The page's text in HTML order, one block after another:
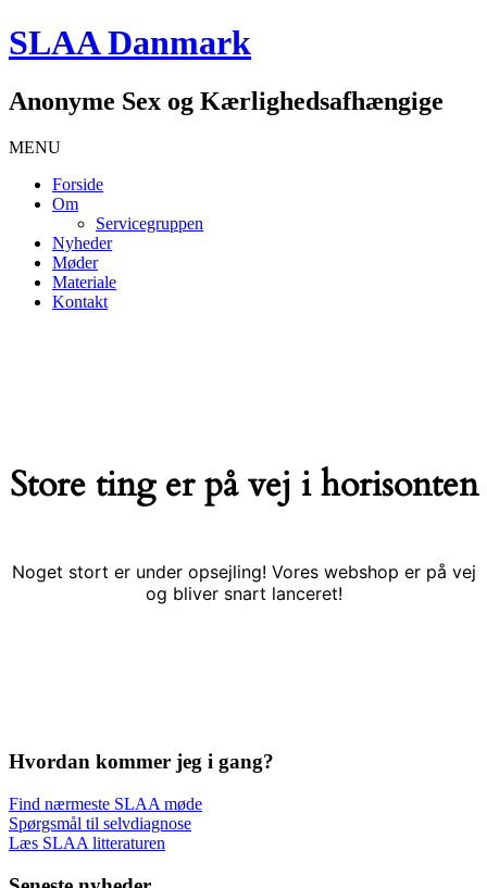
SLAA Danmark
Anonyme Sex og Kærlighedsafhængige
MENU
Forside
Om
Servicegruppen
Nyheder
Møder
Materiale
Kontakt
Store ting er på vej i horisonten
Noget stort er under opsejling! Vores webshop er på vej
og bliver snart lanceret!
Hvordan kommer jeg i gang?
Find nærmeste SLAA møde
Spørgsmål til selvdiagnose
Læs SLAA litteraturen